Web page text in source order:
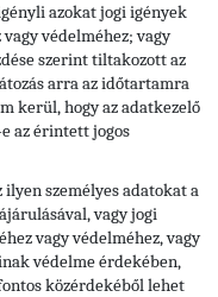
azokat jogi igények
védelméhez; vagy
szerint tiltakozott az
arra az időtartamra
kerül, hogy az adatkezelő
az érintett jogos
ilyen személyes adatokat a
vagy jogi
vagy védelméhez, vagy
védelme érdekében,
közérdekéből lehet